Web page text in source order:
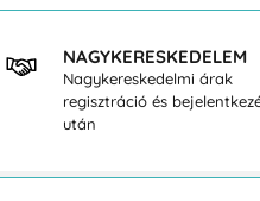
NAGYKERESKEDELEM
Nagykereskedelmi árak
regisztráció és
után